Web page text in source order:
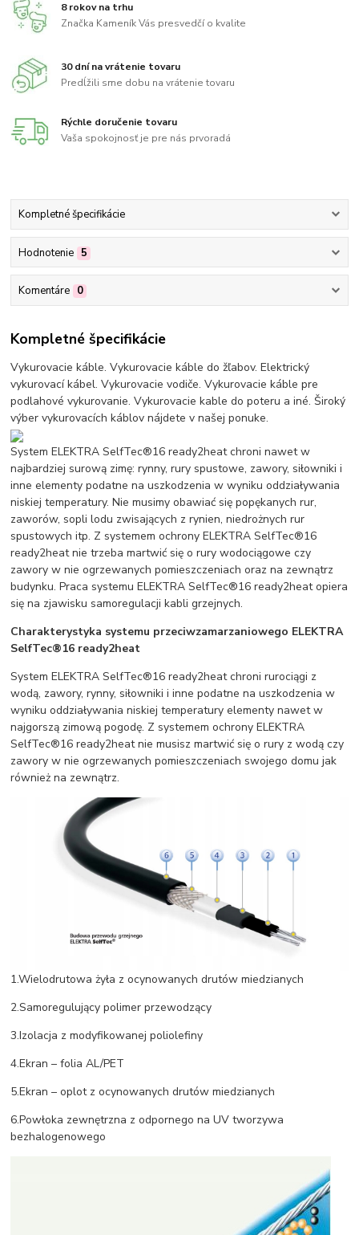
8 rokov na trhu
Značka Kameník Vás presvedčí o kvalite
30 dní na vrátenie tovaru
Predĺžili sme dobu na vrátenie tovaru
Rýchle doručenie tovaru
Vaša spokojnosť je pre nás prvoradá
Kompletné špecifikácie
Hodnotenie 5
Komentáre 0
Kompletné špecifikácie
Vykurovacie káble. Vykurovacie káble do žľabov. Elektrický
vykurovací kábel. Vykurovacie vodiče. Vykurovacie káble pre
podlahové vykurovanie. Vykurovacie kable do poteru a iné. Široký
výber vykurovacích káblov nájdete v našej ponuke.
System ELEKTRA SelfTec®16 ready2heat chroni nawet w
najbardziej surową zimę: rynny, rury spustowe, zawory, siłowniki i
inne elementy podatne na uszkodzenia w wyniku oddziaływania
niskiej temperatury. Nie musimy obawiać się popękanych rur,
zaworów, sopli lodu zwisających z rynien, niedrożnych rur
spustowych itp. Z systemem ochrony ELEKTRA SelfTec®16
ready2heat nie trzeba martwić się o rury wodociągowe czy
zawory w nie ogrzewanych pomieszczeniach oraz na zewnątrz
budynku. Praca systemu ELEKTRA SelfTec®16 ready2heat opiera
się na zjawisku samoregulacji kabli grzejnych.
Charakterystyka systemu przeciwzamarzaniowego ELEKTRA
SelfTec®16 ready2heat
System ELEKTRA SelfTec®16 ready2heat chroni rurociągi z
wodą, zawory, rynny, siłowniki i inne podatne na uszkodzenia w
wyniku oddziaływania niskiej temperatury elementy nawet w
najgorszą zimową pogodę. Z systemem ochrony ELEKTRA
SelfTec®16 ready2heat nie musisz martwić się o rury z wodą czy
zawory w nie ogrzewanych pomieszczeniach swojego domu jak
również na zewnątrz.
1.Wielodrutowa żyła z ocynowanych drutów miedzianych
2.Samoregulujący polimer przewodzący
3.Izolacja z modyfikowanej poliolefiny
4.Ekran – folia AL/PET
5.Ekran – oplot z ocynowanych drutów miedzianych
6.Powłoka zewnętrzna z odpornego na UV tworzywa
bezhalogenowego